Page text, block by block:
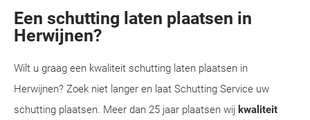
Een schutting laten plaatsen in
Herwijnen?
Wilt u graag een kwaliteit schutting laten plaatsen in
Herwijnen? Zoek niet langer en laat Schutting Service uw
schutting plaatsen. Meer dan 25 jaar plaatsen wij kwaliteit